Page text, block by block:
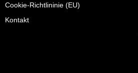
Cookie-Richtlininie (EU)
Kontakt